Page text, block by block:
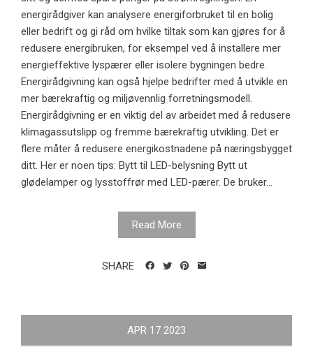
energirådgiver kan analysere energiforbruket til en bolig
eller bedrift og gi råd om hvilke tiltak som kan gjøres for å
redusere energibruken, for eksempel ved å installere mer
energieffektive lyspærer eller isolere bygningen bedre.
Energirådgivning kan også hjelpe bedrifter med å utvikle en
mer bærekraftig og miljøvennlig forretningsmodell.
Energirådgivning er en viktig del av arbeidet med å redusere
klimagassutslipp og fremme bærekraftig utvikling. Det er
flere måter å redusere energikostnadene på næringsbygget
ditt. Her er noen tips: Bytt til LED-belysning Bytt ut
glødelamper og lysstoffrør med LED-pærer. De bruker...
Read More
SHARE
APR 17 2023